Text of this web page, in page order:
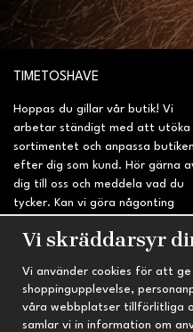
TIMETOSHAVE
Hoppas du gillar vår butik! Vi
arbetar ständigt med att utöka
sortimentet och anpassa butiken
efter dig som kund. Hör gärna
dig till oss och meddela vad du
tycker. Kan vi göra någonting
sidan?
INFORMATION
Om oss
TRYGG
Fri frakt
Vi skräddarsyr
Vi använder cookies för att ge
shoppingupplevelse,
våra webbplatser tillförlitliga
samlar vi in information om